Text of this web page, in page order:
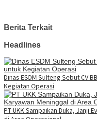
Berita Terkait
Headlines
Dinas ESDM Sulteng Sebut CV
Kegiatan Operasi
PT UKK Sampaikan Duka, Janji